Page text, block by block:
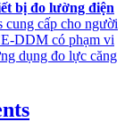
bị đo lường điện
cung cấp cho người
DDM có phạm vi
dụng đo lực căng